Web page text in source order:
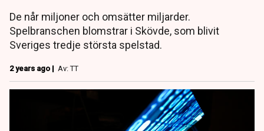
De når miljoner och omsätter miljarder.
Spelbranschen blomstrar i Skövde, som blivit
Sveriges tredje största spelstad.
2 years ago | Av: TT